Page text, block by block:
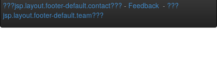
???jsp.layout.footer-default.contact??? - Feedback - ???
jsp.layout.footer-default.team???